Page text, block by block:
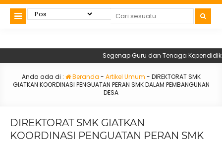
Segenap Guru dan Tenaga
Anda ada di : Beranda - Artikel Umum - DIREKTORAT SMK
GIATKAN KOORDINASI PENGUATAN PERAN SMK DALAM PEMBANGUNAN
DESA
DIREKTORAT SMK GIATKAN
KOORDINASI PENGUATAN PERAN SMK